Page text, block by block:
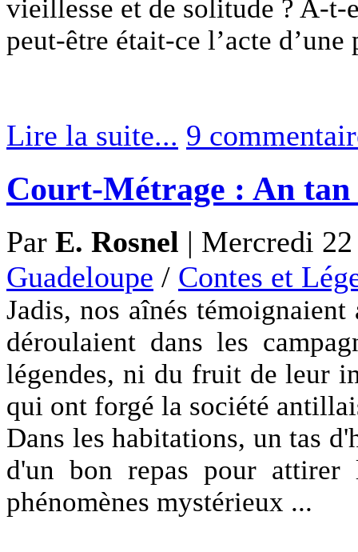
vieillesse et de solitude ? A-t-
peut-être était-ce l’acte
Lire la suite... 9
Court-Métrage : An tan
Par E. Rosnel | Mercredi
Guadeloupe / Contes et
Jadis, nos aînés
déroulaient dans les
légendes, ni du fruit de leur
qui ont forgé la société
Dans les habitations, un tas
d'un bon repas pour attirer
phénomènes mystérieux ...